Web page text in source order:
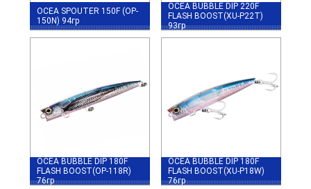
OCEA SPOUTER 150F (OP-
150N) 94гр
OCEA BUBBLE DIP 220F
FLASH BOOST(XU-P22T)
93гр
OCEA BUBBLE DIP 180F
FLASH BOOST(OP-118R)
76гр
OCEA BUBBLE DIP 180F
FLASH BOOST(XU-P18W)
76гр